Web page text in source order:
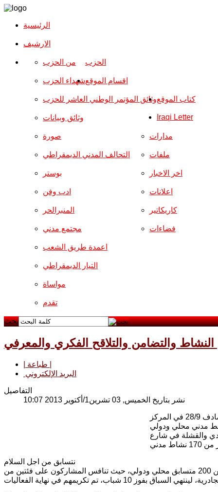
الرئيسية
الارشیف
الحزب من الحزب
شهداء الحزب
وثائق المؤتمر الوطني العاشر للحزب
وثائق وبيانات
اقسام الموقع
صورة
التحالف المدني الديمقراطي
بوستر
ادب وفن
المنبرالحر
مجتمع مدني
مدارات
ملفات
اخر الاخبار
اعلانات
كاريكاتير
فضاءات
اعمدة طريق الشعب
التيار الديمقراطي
مواساة
تقدم
كتاب الموقع
Iraqi Letter
بحث
النشاط والتضامن والتلاقح الفكري والمعرفي
البريد الإلكتروني
التفاصيل
نشر بتاريخ الخميس, 03 تشرين1/أكتوير 2013 10:07
بأجواء من البهجة والفرح، اختتم المنتدى الاجتماعي العراقي أعماله يوم السبت المصادف 28/9 في المركز
والقشلة في شارع
نتسابق من اجل السلام
اليوم الاول كان الموعد مع الأنشطة الرياضية الداعية للسلام، وبمشاركة اكثر من 200 متسابق محلي ودولي، حيث تنافس المشاركون على فئتين من